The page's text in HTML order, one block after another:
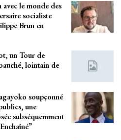
le monde des
socialiste
Brun en
un Tour de
lointain de
soupçonné
une
subséquemment